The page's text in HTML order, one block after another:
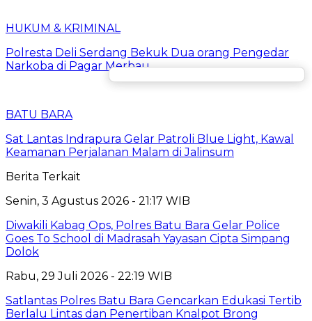
HUKUM & KRIMINAL
Polresta Deli Serdang Bekuk Dua orang Pengedar
Narkoba di Pagar Merbau
BATU BARA
Sat Lantas Indrapura Gelar Patroli Blue Light, Kawal
Keamanan Perjalanan Malam di Jalinsum
Berita Terkait
Senin, 3 Agustus 2026 - 21:17 WIB
Diwakili Kabag Ops, Polres Batu Bara Gelar Police
Goes To School di Madrasah Yayasan Cipta Simpang
Dolok
Rabu, 29 Juli 2026 - 22:19 WIB
Satlantas Polres Batu Bara Gencarkan Edukasi Tertib
Berlalu Lintas dan Penertiban Knalpot Brong